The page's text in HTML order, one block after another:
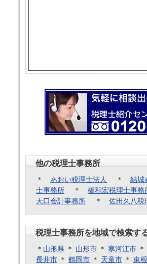
他の税理士事務所
＊ あおい税理士法人 ＊ 結城
士事務所 ＊ 橋和宏税理士事務
天口会計事務所 ＊ 佐田久八税
税理士事務所を地域で検索す
＊ 山形県 ＊ 山形市 ＊ 寒河江市 ＊
長井市 ＊ 鶴岡市 ＊ 天童市 ＊ 東